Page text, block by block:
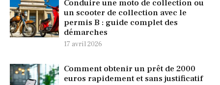
Conduire une moto de collection ou
un scooter de collection avec le
permis B : guide complet des
démarches
17 avril 2026
Comment obtenir un prêt de 2000
euros rapidement et sans justificatif